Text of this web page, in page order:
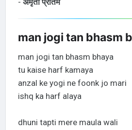
man jogi tan bhasm
man jogi tan bhasm bhaya
tu kaise harf kamaya
anzal ke yogi ne foonk jo mari
ishq ka harf alaya
dhuni tapti mere maula wali